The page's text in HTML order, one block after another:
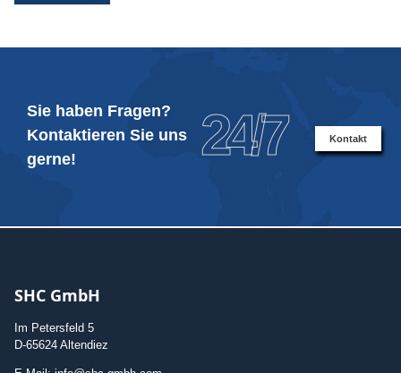
Sie haben Fragen?
Kontaktieren Sie uns
gerne!
24/7 Kontakt
SHC GmbH
Im Petersfeld 5
D-65624 Altendiez